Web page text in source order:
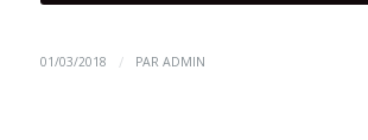
01/03/2018 / PAR ADMIN